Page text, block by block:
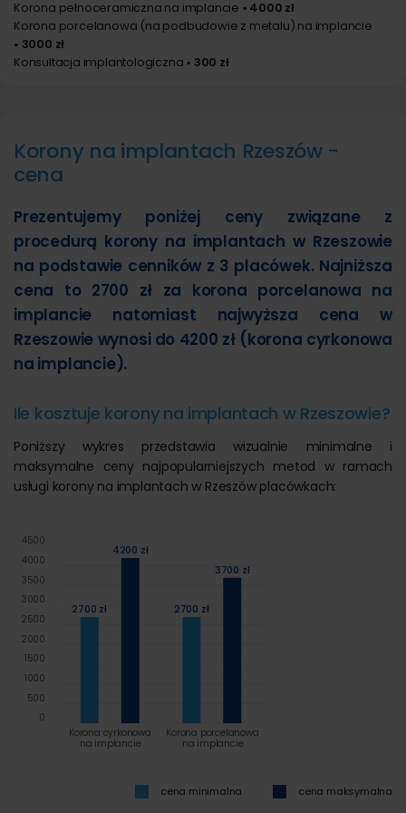
Korona pełnoceramiczna na implancie • 4000 zł
Korona porcelanowa (na podbudowie z metalu) na implancie
• 3000 zł
Konsultacja implantologiczna • 300 zł
Korony na implantach Rzeszów -
cena
Prezentujemy poniżej ceny związane z
procedurą korony na implantach w Rzeszowie
na podstawie cenników z 3 placówek. Najniższa
cena to 2700 zł za korona porcelanowa na
implancie natomiast najwyższa cena w
Rzeszowie wynosi do 4200 zł (korona cyrkonowa
na implancie).
Ile kosztuje korony na implantach w Rzeszowie?
Poniższy wykres przedstawia wizualnie minimalne i
maksymalne ceny najpopularniejszych metod w ramach
usługi korony na implantach w Rzeszów placówkach:
2700 zł 2700 zł
4200 zł
3700 zł
Korona cyrkonowa
na implancie
Korona porcelanowa
na implancie
0
500
1000
1500
2000
2500
3000
3500
4000
4500
cena minimalna cena maksymalna